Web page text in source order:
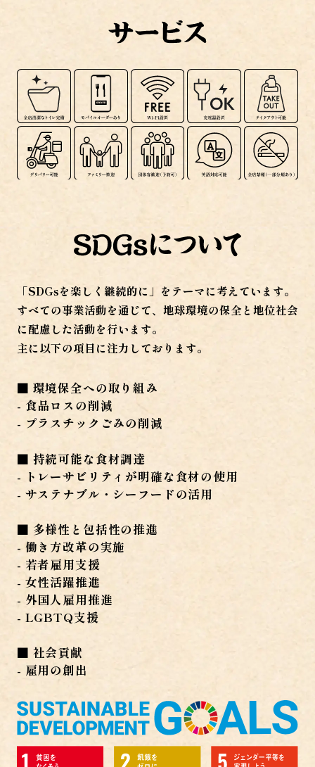
「SDGsを楽しく継続的に」をテーマに考えています。
すべての事業活動を通じて、地球環境の保全と地位社会
に配慮した活動を行います。
主に以下の項目に注力しております。
■ 環境保全への取り組み
- 食品ロスの削減
- プラスチックごみの削減
■ 持続可能な食材調達
- トレーサビリティが明確な食材の使用
- サステナブル・シーフードの活用
■ 多様性と包括性の推進
- 働き方改革の実施
- 若者雇用支援
- 女性活躍推進
- 外国人雇用推進
- LGBTQ支援
■ 社会貢献
- 雇用の創出